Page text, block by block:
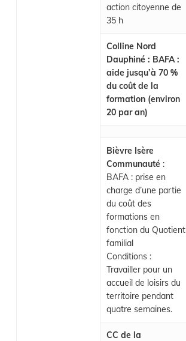
action citoyenne de
35 h
Colline Nord
Dauphiné : BAFA :
aide jusqu’à 70 %
du coût de la
formation (environ
20 par an)
Bièvre Isère
Communauté :
BAFA : prise en
charge d’une partie
du coût des
formations en
fonction du Quotient
familial
Conditions :
Travailler pour un
accueil de loisirs du
territoire pendant
quatre semaines.
CC de la